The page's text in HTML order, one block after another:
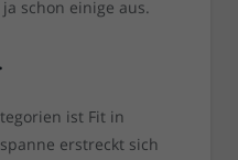
schon einige aus.
ist Fit in
erstreckt sich